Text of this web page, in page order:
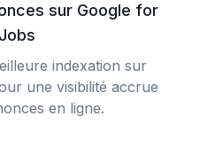
sur Google for
Jobs
indexation sur
une visibilité accrue
en ligne.